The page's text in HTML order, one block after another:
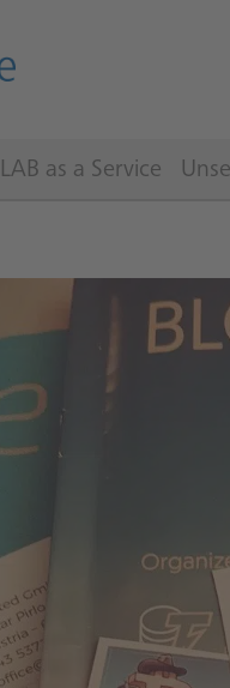
LAB as a Service